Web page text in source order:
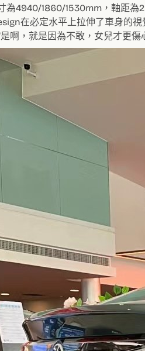
為4940/1860/1530mm，軸距
在必定水平上拉伸了車身的
是啊，就是因為不敢，女兒才更